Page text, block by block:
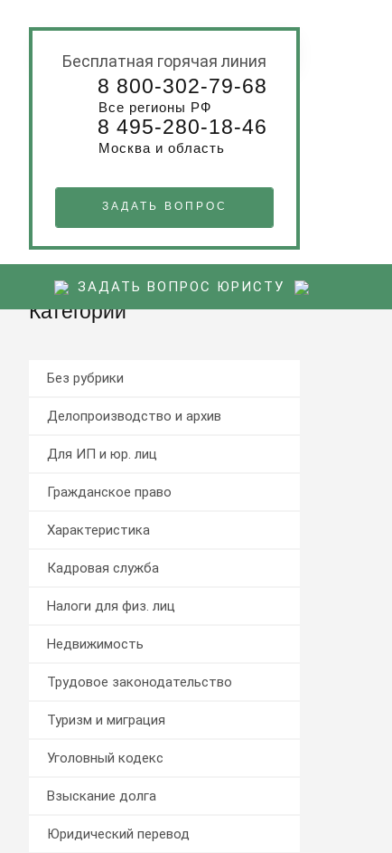
ЗАДАТЬ ВОПРОС ЮРИСТУ
Бесплатная горячая линия
8 800-302-79-68
Все регионы РФ
8 495-280-18-46
Москва и область
ЗАДАТЬ ВОПРОС
Категории
Без рубрики
Делопроизводство и архив
Для ИП и юр. лиц
Гражданское право
Характеристика
Кадровая служба
Налоги для физ. лиц
Недвижимость
Трудовое законодательство
Туризм и миграция
Уголовный кодекс
Взыскание долга
Юридический перевод
БЕСПЛАТНАЯ КОНСУЛЬТАЦИЯ